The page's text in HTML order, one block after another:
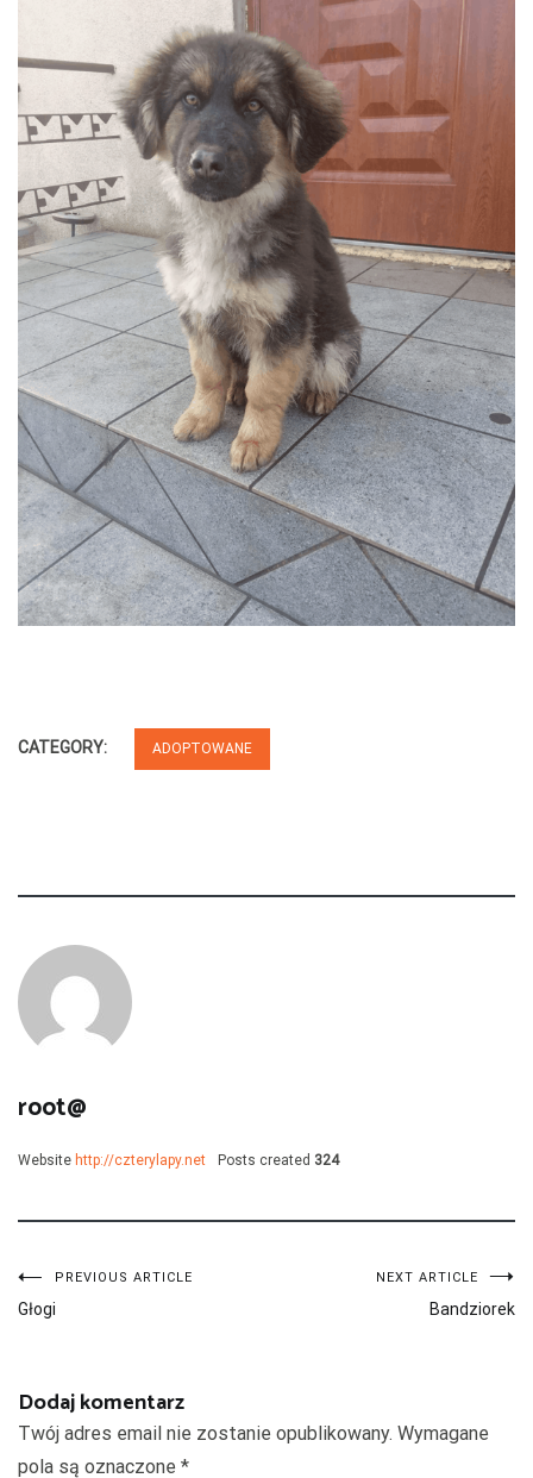
CATEGORY: ADOPTOWANE
root@
Website http://czterylapy.net Posts created 324
Nawigacja
PREVIOUS ARTICLE
Głogi
NEXT ARTICLE
Bandziorek
Dodaj komentarz
Twój adres email nie zostanie opublikowany. Wymagane
pola są oznaczone *